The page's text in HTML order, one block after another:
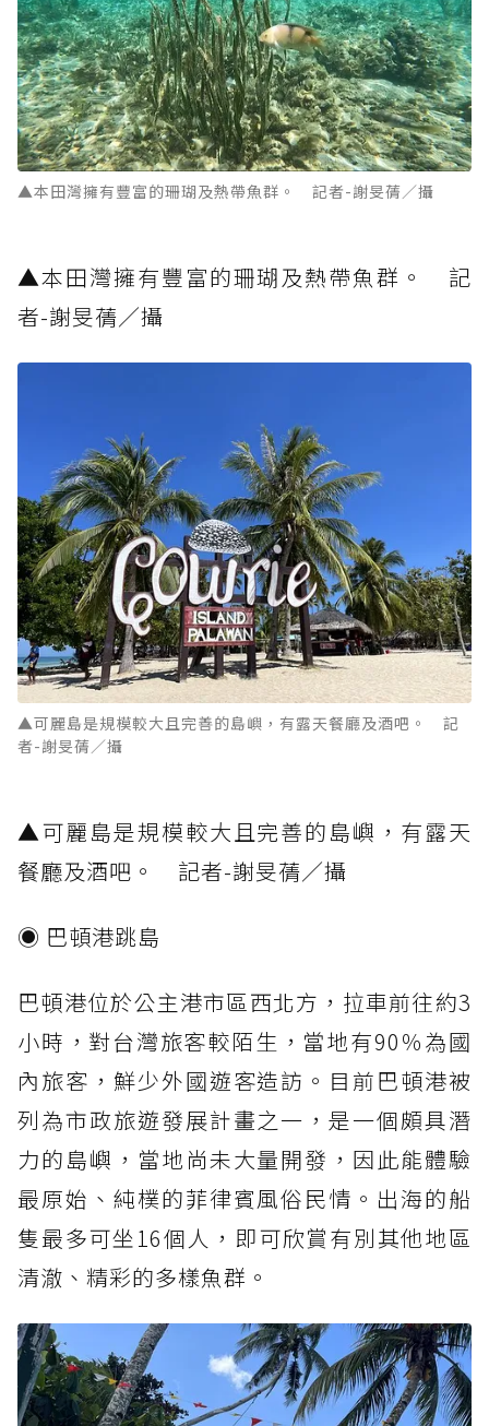
▲本田灣擁有豐富的珊瑚及熱帶魚群。 記者-謝旻蒨／攝
▲本田灣擁有豐富的珊瑚及熱帶魚群。 記
者-謝旻蒨／攝
▲可麗島是規模較大且完善的島嶼，有露天餐廳及酒吧。 記
者-謝旻蒨／攝
▲可麗島是規模較大且完善的島嶼，有露天
餐廳及酒吧。 記者-謝旻蒨／攝
◉ 巴頓港跳島
巴頓港位於公主港市區西北方，拉車前往約3
小時，對台灣旅客較陌生，當地有90％為國
內旅客，鮮少外國遊客造訪。目前巴頓港被
列為市政旅遊發展計畫之一，是一個頗具潛
力的島嶼，當地尚未大量開發，因此能體驗
最原始、純樸的菲律賓風俗民情。出海的船
隻最多可坐16個人，即可欣賞有別其他地區
清澈、精彩的多樣魚群。